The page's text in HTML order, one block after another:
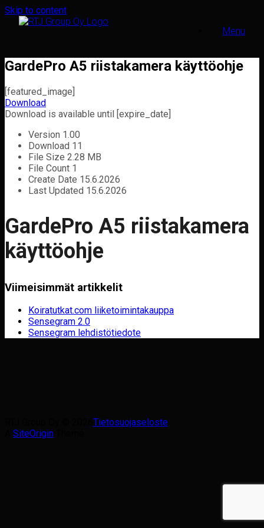
Skip to content
Menu
GardePro A5 riistakamera käyttöohje
[featured_image]
Download
Download is available until [expire_date]
Version 1.00
Download 11
File Size 2.28 MB
File Count 1
Create Date 15.6.2026
Last Updated 15.6.2026
GardePro A5 riistakamera
käyttöohje
Viimeisimmät artikkelit
Koiratutkat.com liiketoimintakauppa
Sensegram 2.0
Sensegram lehdistötiedote
Tietosuojaseloste
SiteOrigin